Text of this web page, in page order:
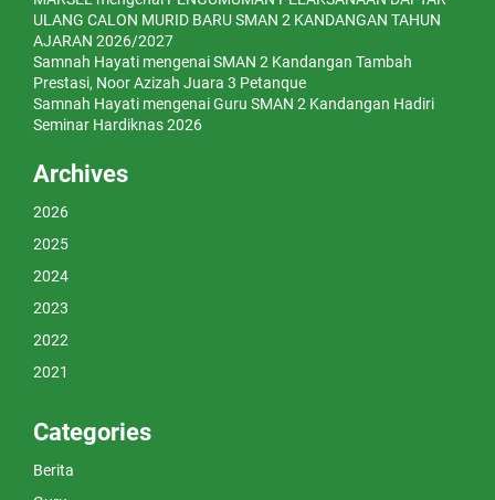
ULANG CALON MURID BARU SMAN 2 KANDANGAN TAHUN
AJARAN 2026/2027
Samnah Hayati mengenaiSMAN 2 Kandangan Tambah
Prestasi, Noor Azizah Juara 3 Petanque
Samnah Hayati mengenaiGuru SMAN 2 Kandangan Hadiri
Seminar Hardiknas 2026
Archives
2026
2025
2024
2023
2022
2021
Categories
Berita